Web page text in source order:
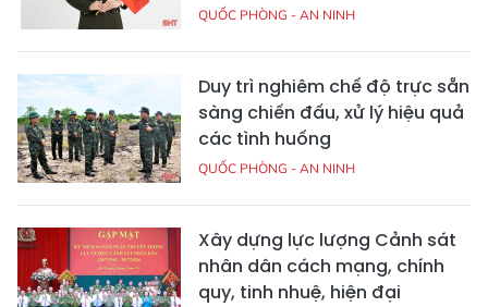
QUỐC PHÒNG - AN NINH
Duy trì nghiêm chế độ trực sẵn
sàng chiến đấu, xử lý hiệu quả
các tình huống
QUỐC PHÒNG - AN NINH
Xây dựng lực lượng Cảnh sát
nhân dân cách mạng, chính
quy, tinh nhuệ, hiện đại